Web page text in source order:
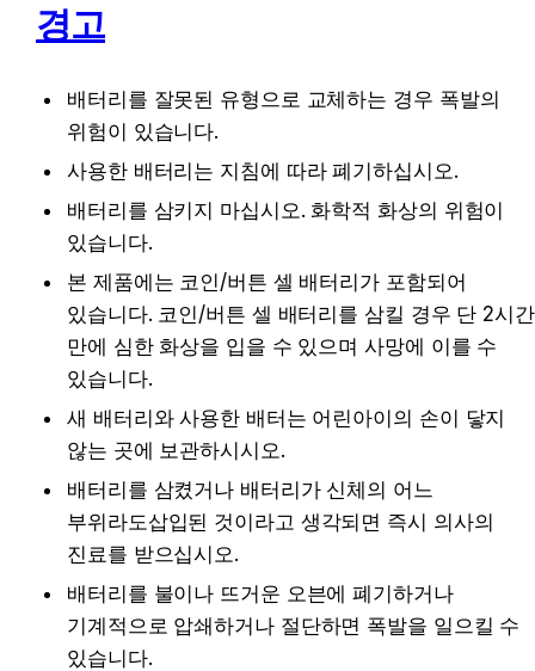
경고
배터리를 잘못된 유형으로 교체하는 경우 폭발의
위험이 있습니다.
사용한 배터리는 지침에 따라 폐기하십시오.
배터리를 삼키지 마십시오. 화학적 화상의 위험이
있습니다.
본 제품에는 코인/버튼 셀 배터리가 포함되어
있습니다. 코인/버튼 셀 배터리를 삼킬 경우 단 2시간
만에 심한 화상을 입을 수 있으며 사망에 이를 수
있습니다.
새 배터리와 사용한 배터는 어린아이의 손이 닿지
않는 곳에 보관하시시오.
배터리를 삼켰거나 배터리가 신체의 어느
부위라도삽입된 것이라고 생각되면 즉시 의사의
진료를 받으십시오.
배터리를 불이나 뜨거운 오븐에 폐기하거나
기계적으로 압쇄하거나 절단하면 폭발을 일으킬 수
있습니다.